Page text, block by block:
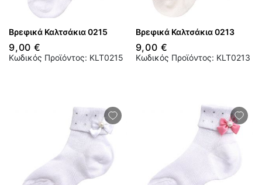
Βρεφικά Καλτσάκια 0215
9,00 €
Κωδικός Προϊόντος: KLT0215
Βρεφικά Καλτσάκια 0213
9,00 €
Κωδικός Προϊόντος: KLT0213